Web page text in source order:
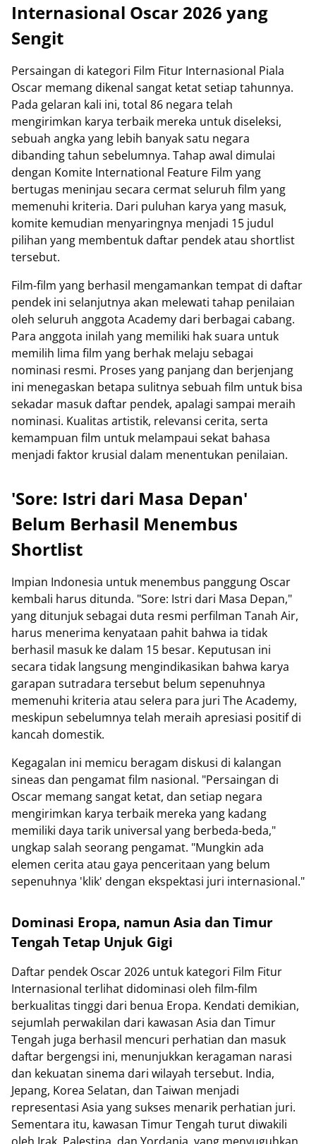
Internasional Oscar 2026 yang
Sengit
Persaingan di kategori Film Fitur Internasional Piala
Oscar memang dikenal sangat ketat setiap tahunnya.
Pada gelaran kali ini, total 86 negara telah
mengirimkan karya terbaik mereka untuk diseleksi,
sebuah angka yang lebih banyak satu negara
dibanding tahun sebelumnya. Tahap awal dimulai
dengan Komite International Feature Film yang
bertugas meninjau secara cermat seluruh film yang
memenuhi kriteria. Dari puluhan karya yang masuk,
komite kemudian menyaringnya menjadi 15 judul
pilihan yang membentuk daftar pendek atau shortlist
tersebut.
Film-film yang berhasil mengamankan tempat di daftar
pendek ini selanjutnya akan melewati tahap penilaian
oleh seluruh anggota Academy dari berbagai cabang.
Para anggota inilah yang memiliki hak suara untuk
memilih lima film yang berhak melaju sebagai
nominasi resmi. Proses yang panjang dan berjenjang
ini menegaskan betapa sulitnya sebuah film untuk bisa
sekadar masuk daftar pendek, apalagi sampai meraih
nominasi. Kualitas artistik, relevansi cerita, serta
kemampuan film untuk melampaui sekat bahasa
menjadi faktor krusial dalam menentukan penilaian.
'Sore: Istri dari Masa Depan'
Belum Berhasil Menembus
Shortlist
Impian Indonesia untuk menembus panggung Oscar
kembali harus ditunda. "Sore: Istri dari Masa Depan,"
yang ditunjuk sebagai duta resmi perfilman Tanah Air,
harus menerima kenyataan pahit bahwa ia tidak
berhasil masuk ke dalam 15 besar. Keputusan ini
secara tidak langsung mengindikasikan bahwa karya
garapan sutradara tersebut belum sepenuhnya
memenuhi kriteria atau selera para juri The Academy,
meskipun sebelumnya telah meraih apresiasi positif di
kancah domestik.
Kegagalan ini memicu beragam diskusi di kalangan
sineas dan pengamat film nasional. "Persaingan di
Oscar memang sangat ketat, dan setiap negara
mengirimkan karya terbaik mereka yang kadang
memiliki daya tarik universal yang berbeda-beda,"
ungkap salah seorang pengamat. "Mungkin ada
elemen cerita atau gaya penceritaan yang belum
sepenuhnya 'klik' dengan ekspektasi juri internasional."
Dominasi Eropa, namun Asia dan Timur
Tengah Tetap Unjuk Gigi
Daftar pendek Oscar 2026 untuk kategori Film Fitur
Internasional terlihat didominasi oleh film-film
berkualitas tinggi dari benua Eropa. Kendati demikian,
sejumlah perwakilan dari kawasan Asia dan Timur
Tengah juga berhasil mencuri perhatian dan masuk
daftar bergengsi ini, menunjukkan keragaman narasi
dan kekuatan sinema dari wilayah tersebut. India,
Jepang, Korea Selatan, dan Taiwan menjadi
representasi Asia yang sukses menarik perhatian juri.
Sementara itu, kawasan Timur Tengah turut diwakili